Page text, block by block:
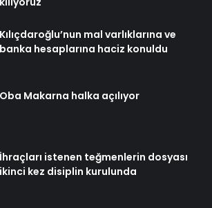
Kılıçdaroğlu’nun mal varlıklarına ve
banka hesaplarına haciz konuldu
Oba Makarna halka açılıyor
İhraçları istenen teğmenlerin dosyası
ikinci kez disiplin kurulunda